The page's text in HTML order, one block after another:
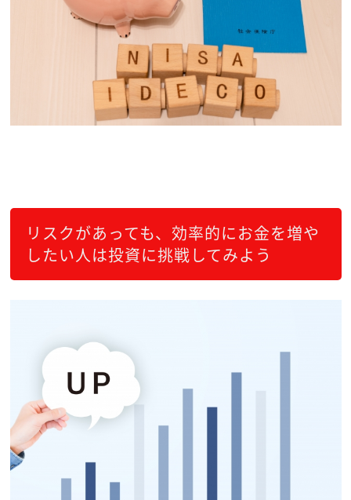
リスクがあっても、効率的にお金を増や
したい人は投資に挑戦してみよう